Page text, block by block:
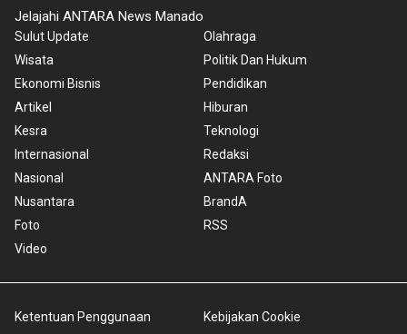
Jelajahi ANTARA News Manado
Sulut Update
Wisata
Ekonomi Bisnis
Artikel
Kesra
Internasional
Nasional
Nusantara
Foto
Video
Olahraga
Politik Dan Hukum
Pendidikan
Hiburan
Teknologi
Redaksi
ANTARA Foto
BrandA
RSS
Ketentuan Penggunaan
Kebijakan Cookie